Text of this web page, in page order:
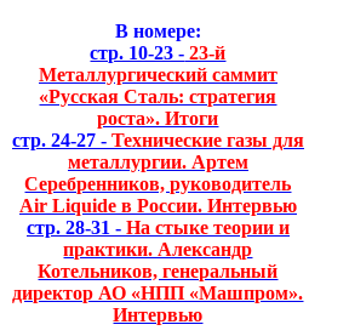
В номере:
стр. 10-23 - 23-й
Металлургический саммит
«Русская Сталь: стратегия
роста». Итоги
стр. 24-27 - Технические газы для
металлургии. Артем
Серебренников, руководитель
Air Liquide в России. Интервью
стр. 28-31 - На стыке теории и
практики. Александр
Котельников, генеральный
директор АО «НПП «Машпром».
Интервью